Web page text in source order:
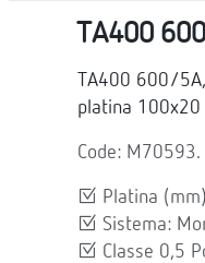
TA400
TA400 600/
platina 100x20
Code: M70593.
Platina
Sistema:
Classe 0,5